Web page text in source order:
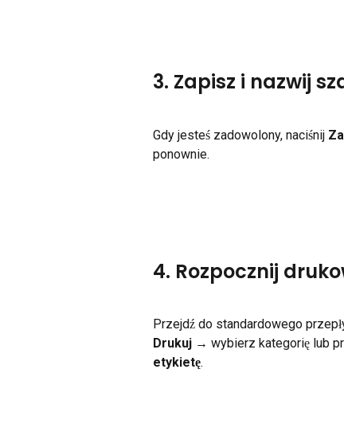
3. Zapisz i nazwij
Gdy jesteś zadowolony, naciśnij
ponownie.
4. Rozpocznij
Przejdź do standardowego
Drukuj → wybierz kategorię lub
etykietę.